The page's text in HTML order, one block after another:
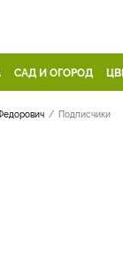
САД И ОГОРОД
Подписчики